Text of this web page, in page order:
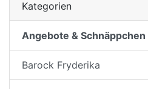
Kategorien
Angebote & Schnäppchen
Barock Fryderika